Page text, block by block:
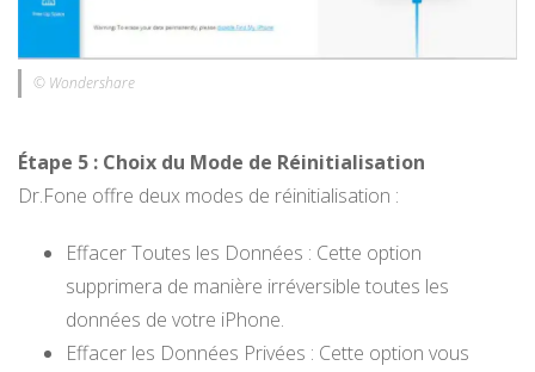
© Wondershare
Étape 5 : Choix du Mode de Réinitialisation
Dr.Fone offre deux modes de réinitialisation :
Effacer Toutes les Données : Cette option
supprimera de manière irréversible toutes les
données de votre iPhone.
Effacer les Données Privées : Cette option vous